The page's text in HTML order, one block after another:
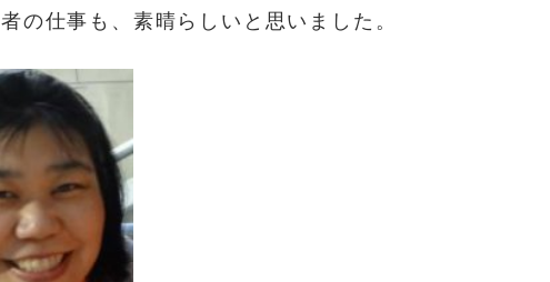
の仕事も、素晴らしいと思いました。